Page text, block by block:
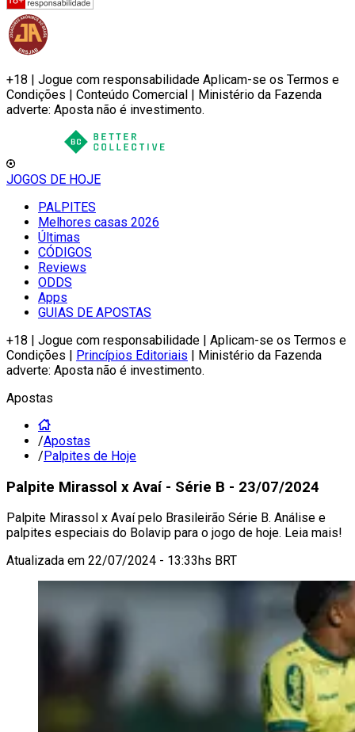
+18 | Jogue com responsabilidade Aplicam-se os Termos e
Condições | Conteúdo Comercial | Ministério da Fazenda
adverte: Aposta não é investimento.
JOGOS DE HOJE
PALPITES
Melhores casas 2026
Últimas
CÓDIGOS
Reviews
ODDS
Apps
GUIAS DE APOSTAS
+18 | Jogue com responsabilidade | Aplicam-se os Termos e
Condições | Princípios Editoriais | Ministério da Fazenda
adverte: Aposta não é investimento.
Apostas
/Apostas
/Palpites de Hoje
Palpite Mirassol x Avaí - Série B - 23/07/2024
Palpite Mirassol x Avaí pelo Brasileirão Série B. Análise e
palpites especiais do Bolavip para o jogo de hoje. Leia mais!
Atualizada em 22/07/2024 - 13:33hs BRT